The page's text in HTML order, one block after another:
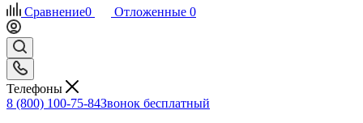
Сравнение0 Отложенные 0
Телефоны
8 (800) 100-75-84Звонок бесплатный